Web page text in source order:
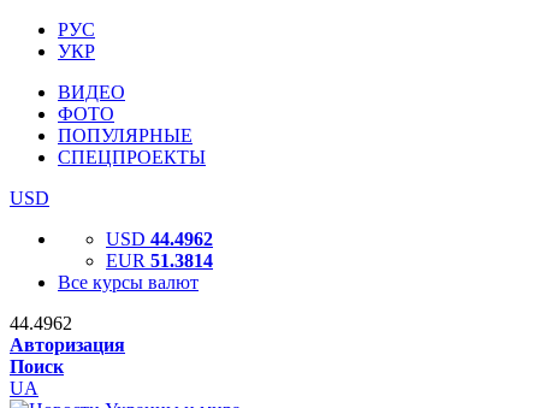
РУС
УКР
ВИДЕО
ФОТО
ПОПУЛЯРНЫЕ
СПЕЦПРОЕКТЫ
USD
USD 44.4962
EUR 51.3814
Все курсы валют
44.4962
Авторизация
Поиск
UA